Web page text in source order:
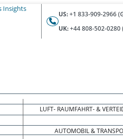
US:+1 833-909-2966
UK:+44 808-502-
LUFT- RAUMFAHRT- &
AUTOMOBIL &